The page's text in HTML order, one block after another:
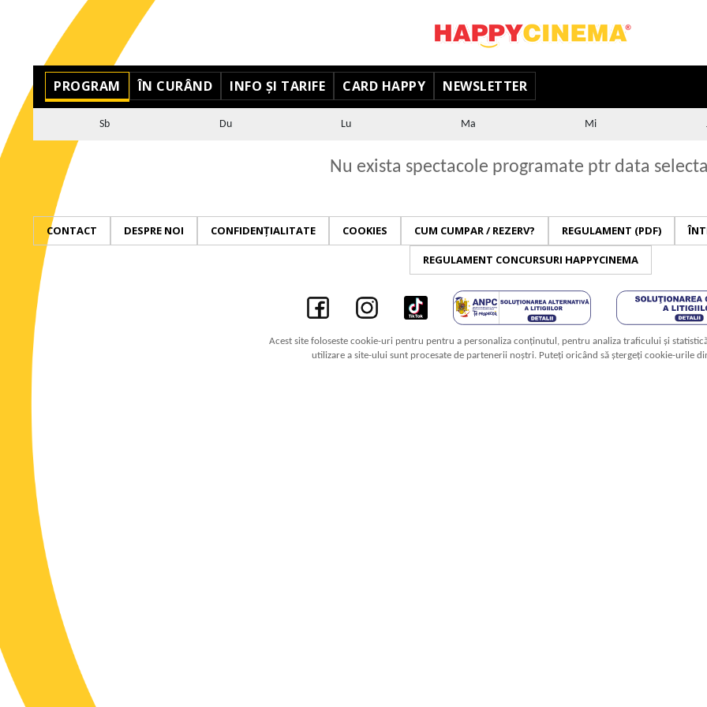
PROGRAM ÎN CURÂND INFO ȘI TARIFE CARD HAPPY NEWSLETTER
Sb Du Lu Ma Mi
Nu exista spectacole programate ptr data
CONTACT DESPRE NOI CONFIDENȚIALITATE COOKIES CUM CUMPAR / REZERV? REGULAMENT (PDF)
REGULAMENT CONCURSURI HAPPYCINEMA
Acest site foloseste cookie-uri pentru pentru a personaliza conținutul, pentru analiza traficului și
utilizare a site-ului sunt procesate de partenerii noștri. Puteți oricând să ștergeți cookie-urile